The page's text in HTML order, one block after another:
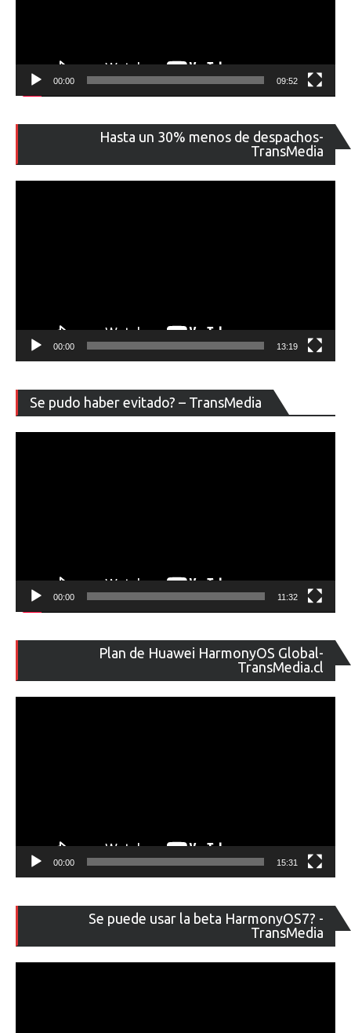
00:00 09:52
Hasta un 30% menos de despachos-
TransMedia
de
00:00 13:19
Se pudo haber evitado? – TransMedia
de
00:00 11:32
Plan de Huawei HarmonyOS Global-
TransMedia.cl
de
00:00 15:31
Se puede usar la beta HarmonyOS7? -
TransMedia
de